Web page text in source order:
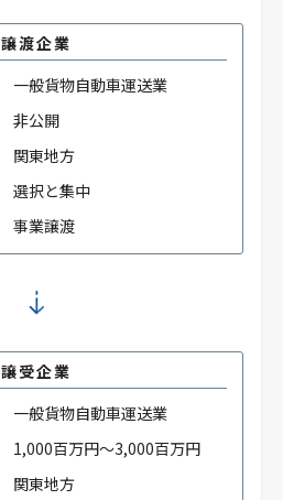
譲渡企業
一般貨物自動車運送業
非公開
関東地方
選択と集中
事業譲渡
譲受企業
一般貨物自動車運送業
1,000百万円～3,000百万円
関東地方